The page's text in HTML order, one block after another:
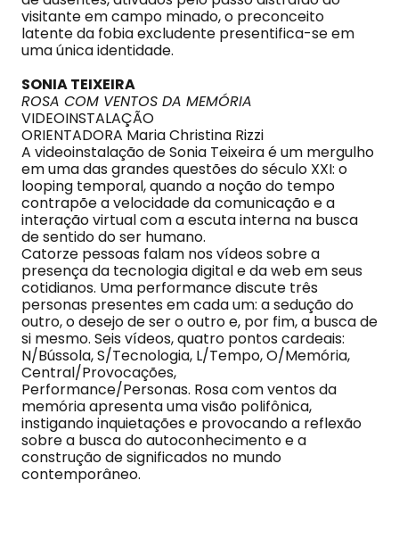
visitante em campo minado, o preconceito
latente da fobia excludente presentifica-se em
uma única identidade.
SONIA TEIXEIRA
ROSA COM VENTOS DA MEMÓRIA
VIDEOINSTALAÇÃO
ORIENTADORA Maria Christina Rizzi
A videoinstalação de Sonia Teixeira é um mergulho
em uma das grandes questões do século XXI: o
looping temporal, quando a noção do tempo
contrapõe a velocidade da comunicação e a
interação virtual com a escuta interna na busca
de sentido do ser humano.
Catorze pessoas falam nos vídeos sobre a
presença da tecnologia digital e da web em seus
cotidianos. Uma performance discute três
personas presentes em cada um: a sedução do
outro, o desejo de ser o outro e, por fim, a busca de
si mesmo. Seis vídeos, quatro pontos cardeais:
N/Bússola, S/Tecnologia, L/Tempo, O/Memória,
Central/Provocações,
Performance/Personas. Rosa com ventos da
memória apresenta uma visão polifônica,
instigando inquietações e provocando a reflexão
sobre a busca do autoconhecimento e a
construção de significados no mundo
contemporâneo.